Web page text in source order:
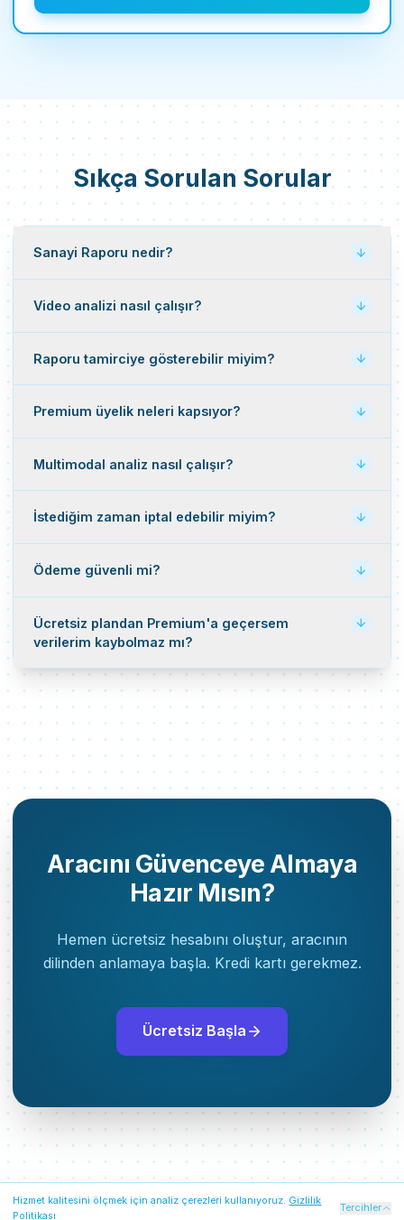
Sıkça Sorulan Sorular
Sanayi Raporu nedir?
Video analizi nasıl çalışır?
Raporu tamirciye gösterebilir miyim?
Premium üyelik neleri kapsıyor?
Multimodal analiz nasıl çalışır?
İstediğim zaman iptal edebilir miyim?
Ödeme güvenli mi?
Ücretsiz plandan Premium'a geçersem
verilerim kaybolmaz mı?
Aracını Güvenceye Almaya
Hazır Mısın?
Hemen ücretsiz hesabını oluştur, aracının
dilinden anlamaya başla. Kredi kartı gerekmez.
Ücretsiz Başla
Zorunlu Çerezler Her zaman açık
Hizmet kalitesini ölçmek için analiz çerezleri kullanıyoruz. Gizlilik
Politikası
Tercihler